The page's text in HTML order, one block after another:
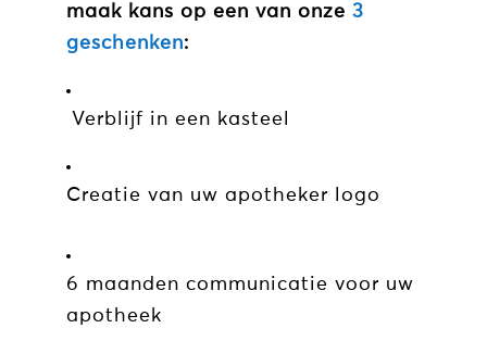
maak kans op een van onze 3
geschenken:
Verblijf in een kasteel
Creatie van uw apotheker logo
6 maanden communicatie voor uw
apotheek